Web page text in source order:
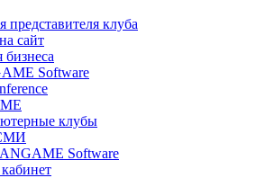
представителя клуба
сайт
Software
клубы
Software